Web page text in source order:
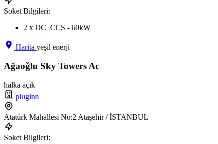
Soket Bilgileri:
2 x DC_CCS - 60kW
Harita yeşil enerji
Ağaoğlu Sky Towers Ac
halka açık
pluginn
Atatürk Mahallesi No:2 Ataşehir / İSTANBUL
Soket Bilgileri: